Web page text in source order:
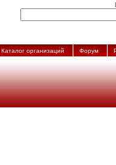
Каталог организаций Форум